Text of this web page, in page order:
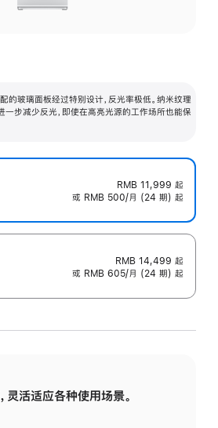
的玻璃面板经过特别设计，反光率极低。纳米纹理
一步减少反光，即使在高亮光源的工作场所也能保
RMB 11,999 起
或 RMB 500/月 (24 期) 起
RMB 14,499 起
或 RMB 605/月 (24 期) 起
灵活适应各种使用场景。